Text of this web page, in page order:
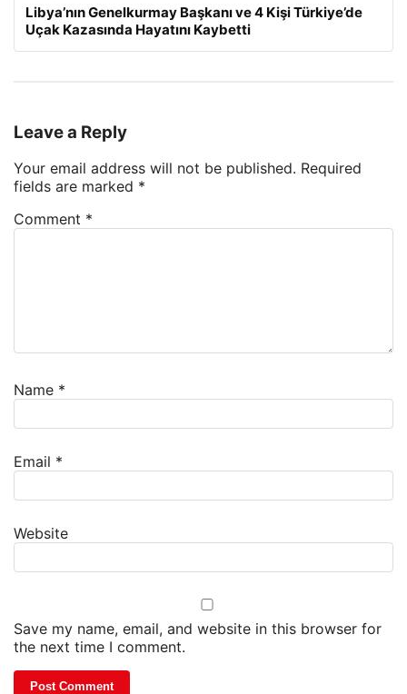
Libya’nın Genelkurmay Başkanı ve 4 Kişi Türkiye’de
Uçak Kazasında Hayatını Kaybetti
Leave a Reply
Your email address will not be published. Required
fields are marked *
Comment *
Name *
Email *
Website
Save my name, email, and website in this browser for
the next time I comment.